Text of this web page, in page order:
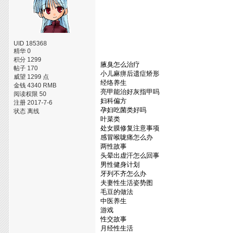
UID 185368
精华 0
积分 1299
帖子 170
威望 1299 点
金钱 4340 RMB
阅读权限 50
注册 2017-7-6
状态 离线
腋臭怎么治疗
小儿麻痹后遗症矫形
经络养生
亮甲能治好灰指甲吗
妇科偏方
孕妇吃菌类好吗
叶菜类
处女膜修复注意事项
感冒喉咙痛怎么办
两性故事
头晕出虚汗怎么回事
男性健身计划
牙列不齐怎么办
夫妻性生活姿势图
毛豆的做法
中医养生
游戏
性交故事
月经性生活